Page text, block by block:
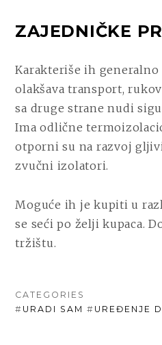
ZAJEDNIČKE
Karakteriše ih generalno
olakšava transport,
sa druge strane nudi
Ima odlične
otporni su na razvoj
zvučni izolatori.
Moguće ih je kupiti u
se seći po želji kupaca.
tržištu.
CATEGORIES
# URADI SAM # UREĐENJE